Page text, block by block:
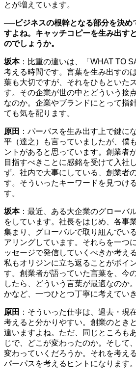
とが増えています。
──ビジネスの根幹となる部分を決め
すよね。キャッチコピーを生み出す
のでしょうか。
坂本：比重の違いは、「WHAT TO
考える時間です。言葉を生み出すの
葉も大切ですが、それをひもといた
す。その企業が世の中とどういう接
なのか。企業やブランドにとって指
ても気を配ります。
原田 ：パーパスを生み出す上で鍵に
平（達之）も言っていましたが、僕
ントがあると思っています。創業者
目指すべきことに感銘を受けて入社
ず。社内で大事にしている、創業者
す。そういったキーワードを見つけ
す。
坂本：最近、ある大企業のグローバ
をしています。社長をはじめ、各事
集まり、グローバルで取り組んでい
アリングしています。それらを一つ
ッセージで発信していくべきか考え
私もオリジンに立ち返ることがポイ
す。創業者が語っていた言葉を、今
したら、どういう言葉が最適なのか
かなど、一つひとつ丁寧に考えていき
原田 ：そういった仕事は、過去・現
考えると分かりやすい。創業のとき
違いますよね。ただ、同じところも
じで、どこが変わったのか。そして
変わっていくだろうか。それを考え
パーパスを考えるヒントになります。